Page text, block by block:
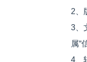
2、
3、
属“
4、